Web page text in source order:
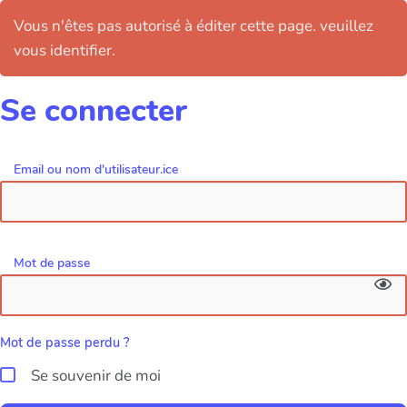
Vous n'êtes pas autorisé à éditer cette page. veuillez
vous identifier.
Se connecter
Email ou nom d'utilisateur.ice
Mot de passe
Mot de passe perdu ?
Se souvenir de moi